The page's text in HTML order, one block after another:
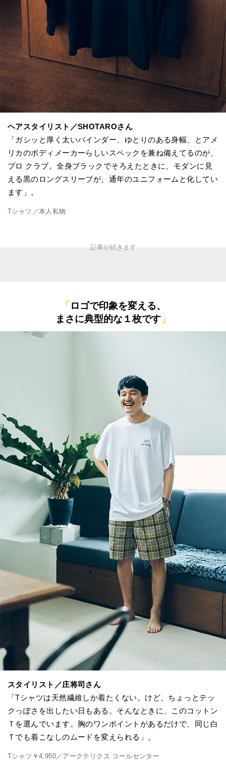
ヘアスタイリスト／SHOTAROさん
「ガシッと厚く太いバインダー、ゆとりのある身幅、とアメ
リカのボディメーカーらしいスペックを兼ね備えてるのが、
プロ クラブ。全身ブラックでそろえたときに、モダンに見
える黒のロングスリーブが、通年のユニフォームと化してい
ます」。
Tシャツ／本人私物
「 ロゴで印象を変える、
まさに典型的な１枚です 」
スタイリスト／庄将司さん
「Tシャツは天然繊維しか着たくない。けど、ちょっとテッ
クっぽさを出したい日もある。そんなときに、このコットン
Ｔを選んでいます。胸のワンポイントがあるだけで、同じ白
Ｔでも着こなしのムードを変えられる」。
Tシャツ￥4,950／アークテリクス コールセンター